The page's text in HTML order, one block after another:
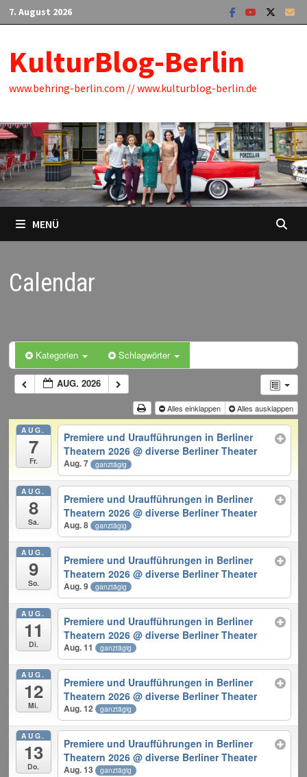
Zum
Inhalt
7. August 2026
KulturBlog-Berlin
www.behring-berlin.com // www.kulturblog-berlin.de
MENÜ
Calendar
Kategorien Schlagwörter
AUG. 2026
Alles einklappen Alles ausklappen
AUG.
7
Fr.
Premiere und Uraufführungen in Berliner
Theatern 2026@ diverse Berliner Theater
Aug. 7 ganztägig
AUG.
8
Sa.
Premiere und Uraufführungen in Berliner
Theatern 2026@ diverse Berliner Theater
Aug. 8 ganztägig
AUG.
9
So.
Premiere und Uraufführungen in Berliner
Theatern 2026@ diverse Berliner Theater
Aug. 9 ganztägig
AUG.
11
Di.
Premiere und Uraufführungen in Berliner
Theatern 2026@ diverse Berliner Theater
Aug. 11 ganztägig
AUG.
12
Mi.
Premiere und Uraufführungen in Berliner
Theatern 2026@ diverse Berliner Theater
Aug. 12 ganztägig
AUG.
13
Do.
Premiere und Uraufführungen in Berliner
Theatern 2026@ diverse Berliner Theater
Aug. 13 ganztägig